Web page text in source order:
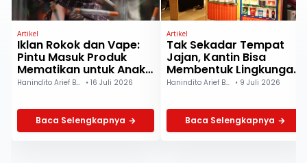
Artikel
Iklan Rokok dan Vape:
Pintu Masuk Produk
Mematikan untuk Anak
dan Remaja
Hanindito Arief Buwono • 16 Juli 2026
Baca Selengkapnya
Artikel
Tak Sekadar Tempat
Jajan, Kantin Bisa
Membentuk Lingkungan
Pangan Sehat
Hanindito Arief Buwono • 9 Juli 2026
Baca Selengkapnya